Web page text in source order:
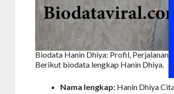
Biodata Hanin Dhiya: Profil, Perjalanan
Berikut biodata lengkap Hanin Dhiya.
Nama lengkap: Hanin Dhiya